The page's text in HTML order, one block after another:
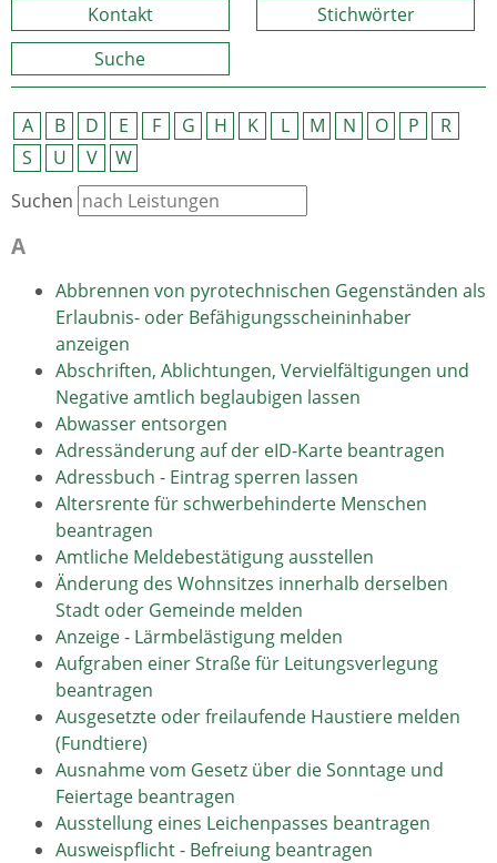
Kontakt
Stichwörter
Suche
A B D E F G H K L M N O P
R
S
U V
W
Suchen
A
Abbrennen von pyrotechnischen Gegenständen als
Erlaubnis- oder Befähigungsscheininhaber
anzeigen
Abschriften, Ablichtungen, Vervielfältigungen und
Negative amtlich beglaubigen lassen
Abwasser entsorgen
Adressänderung auf der eID-Karte beantragen
Adressbuch - Eintrag sperren lassen
Altersrente für schwerbehinderte Menschen
beantragen
Amtliche Meldebestätigung ausstellen
Änderung des Wohnsitzes innerhalb derselben
Stadt oder Gemeinde melden
Anzeige - Lärmbelästigung melden
Aufgraben einer Straße für Leitungsverlegung
beantragen
Ausgesetzte oder freilaufende Haustiere melden
(Fundtiere)
Ausnahme vom Gesetz über die Sonntage und
Feiertage beantragen
Ausstellung eines Leichenpasses beantragen
Ausweispflicht - Befreiung beantragen